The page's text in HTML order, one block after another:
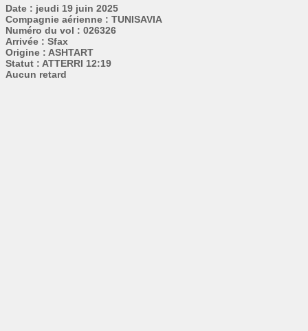
Date : jeudi 19 juin 2025
Compagnie aérienne : TUNISAVIA
Numéro du vol : 026326
Arrivée : Sfax
Origine : ASHTART
Statut : ATTERRI 12:19
Aucun retard